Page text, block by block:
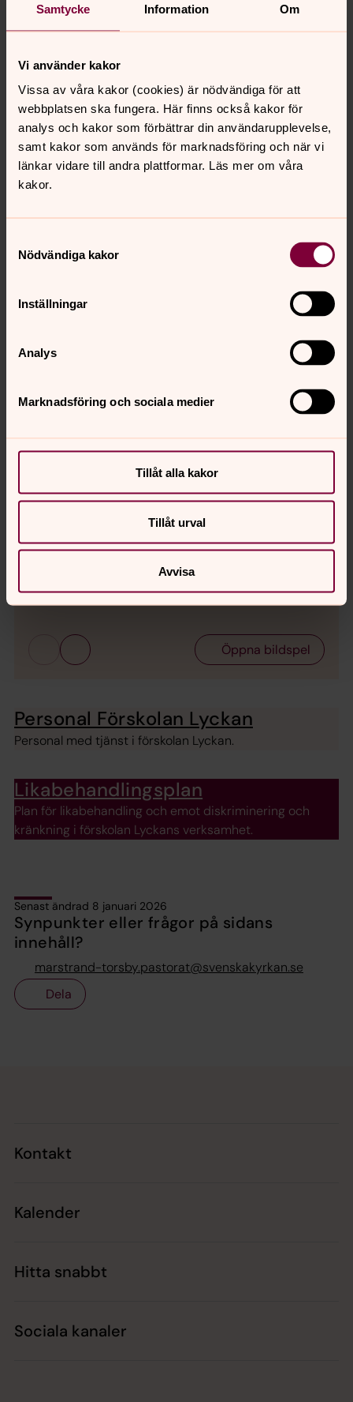
Samtycke Information Om
Vi använder kakor
Vissa av våra kakor (cookies) är nödvändiga för att
webbplatsen ska fungera. Här finns också kakor för
analys och kakor som förbättrar din användarupplevelse,
samt kakor som används för marknadsföring och när vi
länkar vidare till andra plattformar. Läs mer om våra
kakor.
Nödvändiga kakor
Inställningar
Analys
Marknadsföring och sociala medier
Tillåt alla kakor
Tillåt urval
Avvisa
Rektor, Marstrand-Torsby pastorat
E-post:
Odlar egna grönsaker
Lyckans 32 kvadratmeter stora växthus används som en
del i vårt hållbarhetsarbete och arbetet med odling i
växthuset som en del i läroplanens mål. Barnen lär sig
Bild
Öppna bildspel
Personal Förskolan Lyckan
Personal med tjänst i förskolan Lyckan.
Likabehandlingsplan
Plan för likabehandling och emot diskriminering och
kränkning i förskolan Lyckans verksamhet.
Senast ändrad 8 januari 2026
Synpunkter eller frågor på sidans
innehåll?
marstrand-torsby.pastorat@svenskakyrkan.se
Dela
Kontakt
Kalender
Hitta snabbt
Sociala kanaler